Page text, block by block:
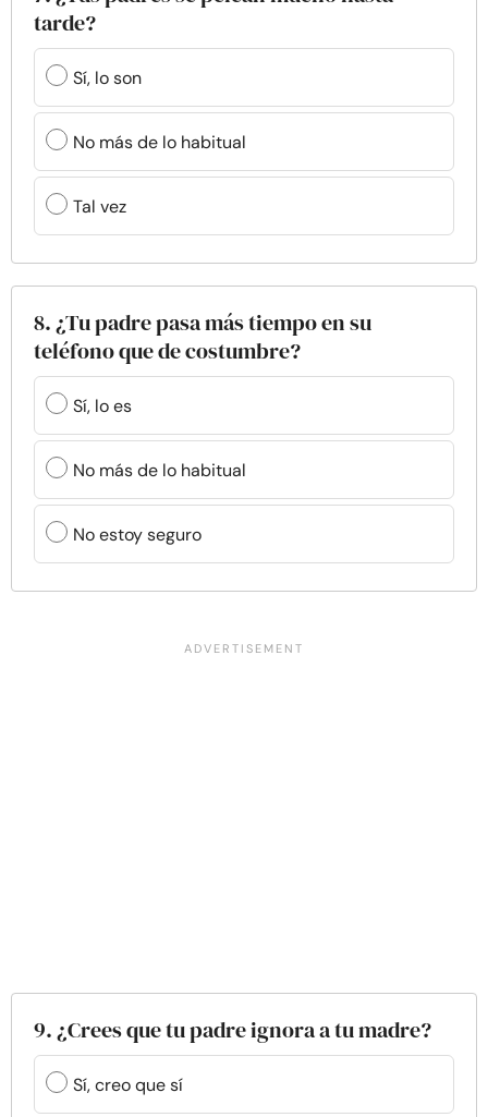
tarde?
Sí, lo son
No más de lo habitual
Tal vez
8. ¿Tu padre pasa más tiempo en su
teléfono que de costumbre?
Sí, lo es
No más de lo habitual
No estoy seguro
9. ¿Crees que tu padre ignora a tu madre?
Sí, creo que sí